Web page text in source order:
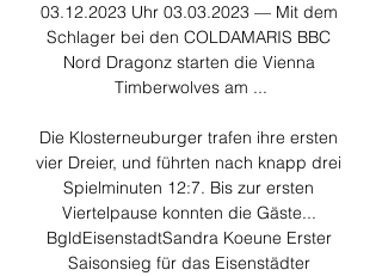
03.12.2023 Uhr 03.03.2023 — Mit dem
Schlager bei den COLDAMARIS BBC
Nord Dragonz starten die Vienna
Timberwolves am ...
Die Klosterneuburger trafen ihre ersten
vier Dreier, und führten nach knapp drei
Spielminuten 12:7. Bis zur ersten
Viertelpause konnten die Gäste...
BgldEisenstadtSandra Koeune Erster
Saisonsieg für das Eisenstädter